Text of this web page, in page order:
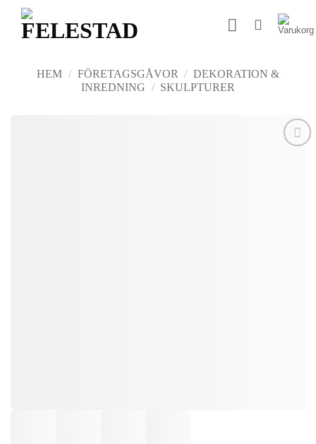
content
HEM / FÖRETAGSGÅVOR / DEKORATION &
INREDNING / SKULPTURER